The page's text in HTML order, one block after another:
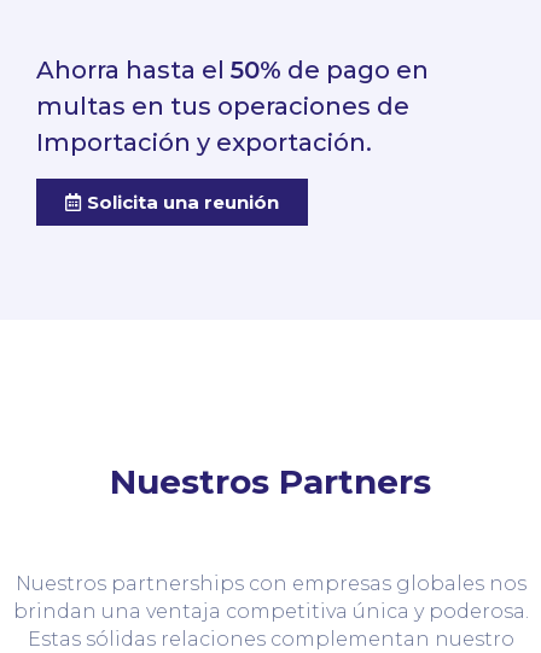
Ahorra hasta el 50% de pago en
multas en tus operaciones de
Importación y exportación.
Solicita una reunión
Nuestros Partners
Nuestros partnerships con empresas globales nos
brindan una ventaja competitiva única y poderosa.
Estas sólidas relaciones complementan nuestro